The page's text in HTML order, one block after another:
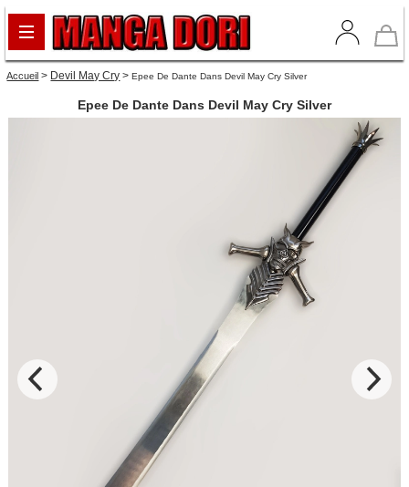
Accueil > Devil May Cry >Epee De Dante Dans Devil May Cry Silver
Epee De Dante Dans Devil May Cry Silver